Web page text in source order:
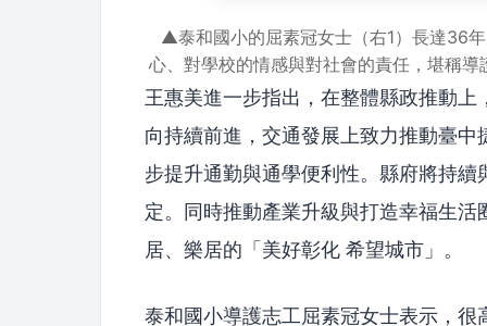
▲泰和國小的屈素冠女士（右1）長達36
心、對學校的情感與對社會的責任，堪稱
王惠美進一步指出，在整體縣政推動
向持續前進，交通發展上致力推動臺
步提升通勤與通學便利性。縣府將持
定。同時推動產業升級與打造幸福生
居、樂居的「美好彰化 希望城市」。
泰和國小導護志工屈素冠女士表示，